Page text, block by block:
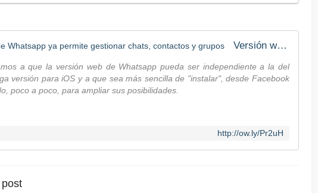
Versión web de Whatsapp ya permite gestionar chats, contactos y grupos
a que la versión web de Whatsapp pueda ser independiente a la del
versión para iOS y a que sea más sencilla de "instalar", desde Facebook
poco a poco, para ampliar sus posibilidades.
http://ow.ly/Pr2uH